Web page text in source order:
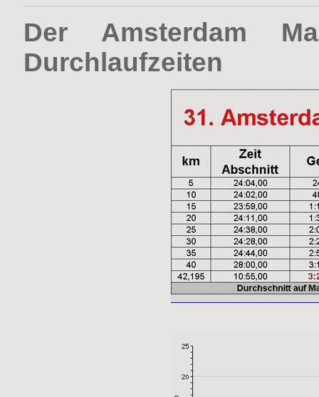
Der Amsterdam
Durchlaufzeiten